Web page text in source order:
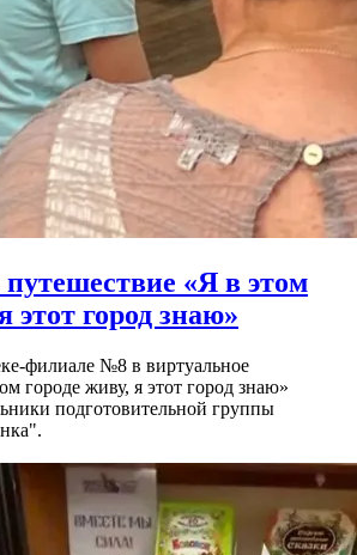
«Я в этом
этот город знаю»
филиале №8 в виртуальное
городе живу, я этот город знаю»
подготовительной группы